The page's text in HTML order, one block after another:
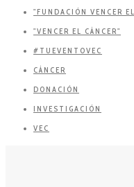
"FUNDACIÓN VENCER
"VENCER EL CÁNCER"
#TUEVENTOVEC
CÁNCER
DONACIÓN
INVESTIGACIÓN
VEC